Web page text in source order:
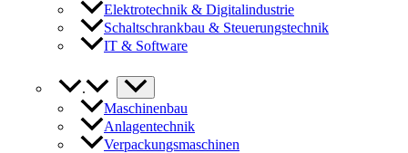
Elektrotechnik & Digitalindustrie
Schaltschrankbau & Steuerungstechnik
IT & Software
.
Maschinenbau
Anlagentechnik
Verpackungsmaschinen